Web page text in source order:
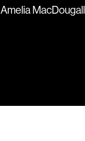
Amelia MacDougall